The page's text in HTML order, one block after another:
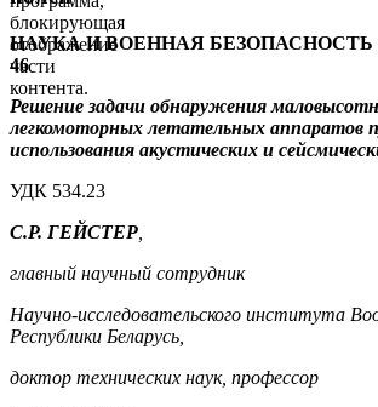
блокирующая
отображение
части
контента.
НАУКА И ВОЕННАЯ БЕЗОПАСНОСТЬ №
46
Решение задачи обнаружения
легкомоторных летательных аппаратов
использования акустических и
УДК 534.23
С.Р. ГЕЙСТЕР
главный научный сотрудник
Научно-исследовательского института
Республики Беларусь,
доктор технических наук, профессор